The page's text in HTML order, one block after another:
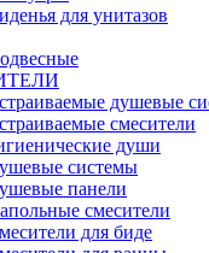
для унитазов
душевые
смесители
души
системы
панели
смесители
для биде